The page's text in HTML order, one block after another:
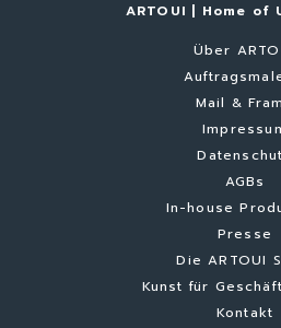
ARTOUI | Home of
Über
Mail &
AGBs
In-house
Presse
Die ARTOUI
Kunst für
Kontakt